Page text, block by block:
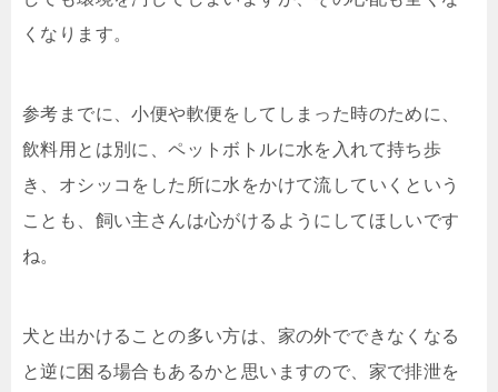
くなります。
参考までに、小便や軟便をしてしまった時のために、
飲料用とは別に、ペットボトルに水を入れて持ち歩
き、オシッコをした所に水をかけて流していくという
ことも、飼い主さんは心がけるようにしてほしいです
ね。
犬と出かけることの多い方は、家の外でできなくなる
と逆に困る場合もあるかと思いますので、家で排泄を